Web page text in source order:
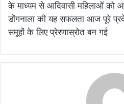
के माध्यम से आदिवासी महिलाओं को
डोंगनाला की यह सफलता आज पूरे
समूहों के लिए प्रेरणास्रोत बन गई